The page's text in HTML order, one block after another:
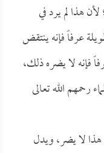
هذا لم يرد في
عرفاً فإنه ينتقض
فإنه لا يضره ذلك،
رحمهم الله تعالى
هذا لا يضر، ويدل